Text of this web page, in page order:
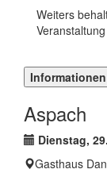
Weiters
Aspach
Termin:
Dienstag,
Ort:
Gasthaus